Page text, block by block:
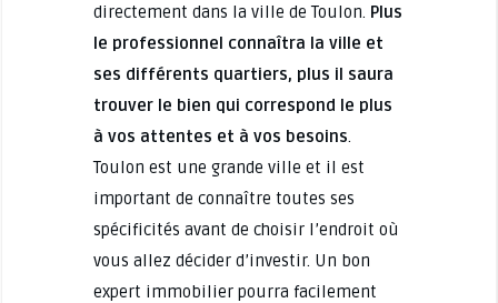
directement dans la ville de Toulon. Plus
le professionnel connaîtra la ville et
ses différents quartiers, plus il saura
trouver le bien qui correspond le plus
à vos attentes et à vos besoins.
Toulon est une grande ville et il est
important de connaître toutes ses
spécificités avant de choisir l’endroit où
vous allez décider d’investir. Un bon
expert immobilier pourra facilement